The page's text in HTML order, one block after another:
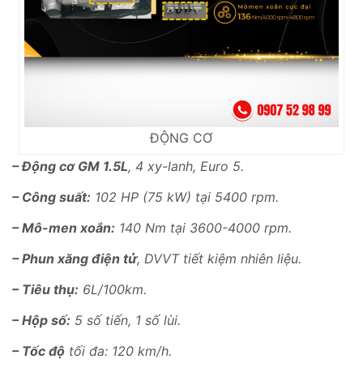
ĐỘNG CƠ
– Động cơ GM 1.5L, 4 xy-lanh, Euro 5.
– Công suất: 102 HP (75 kW) tại 5400 rpm.
– Mô-men xoắn: 140 Nm tại 3600-4000 rpm.
– Phun xăng điện tử, DVVT tiết kiệm nhiên liệu.
– Tiêu thụ: 6L/100km.
– Hộp số: 5 số tiến, 1 số lùi.
– Tốc độ tối đa: 120 km/h.